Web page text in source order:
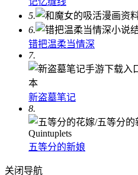
5.
6.
错把温柔当情深
7.
新盗墓笔记
8.
五等分的新娘
关闭导航